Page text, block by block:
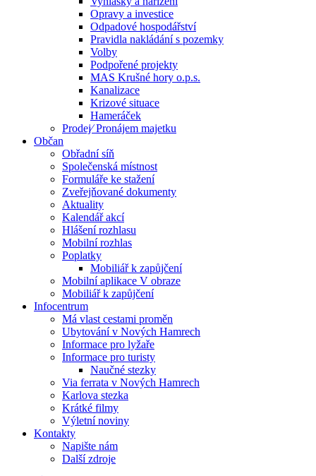
Opravy a investice
Odpadové hospodářství
Pravidla nakládání s pozemky
Volby
Podpořené projekty
MAS Krušné hory o.p.s.
Kanalizace
Krizové situace
Hameráček
Prodej⁄ Pronájem majetku
Občan
Obřadní síň
Společenská místnost
Formuláře ke stažení
Zveřejňované dokumenty
Aktuality
Kalendář akcí
Hlášení rozhlasu
Mobilní rozhlas
Poplatky
Mobiliář k zapůjčení
Mobilní aplikace V obraze
Mobiliář k zapůjčení
Infocentrum
Má vlast cestami proměn
Ubytování v Nových Hamrech
Informace pro lyžaře
Informace pro turisty
Naučné stezky
Via ferrata v Nových Hamrech
Karlova stezka
Krátké filmy
Výletní noviny
Kontakty
Napište nám
Další zdroje